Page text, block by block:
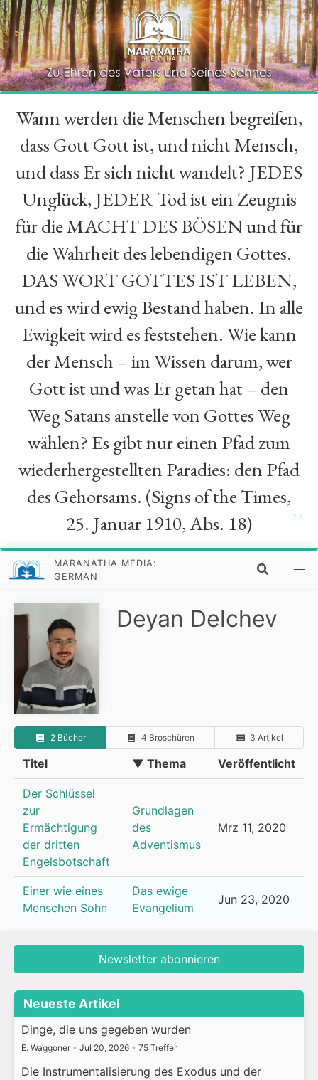
“
Wann werden die Menschen begreifen,
dass Gott Gott ist, und nicht Mensch,
und dass Er sich nicht wandelt? JEDES
Unglück, JEDER Tod ist ein Zeugnis
für die MACHT DES BÖSEN und für
die Wahrheit des lebendigen Gottes.
DAS WORT GOTTES IST LEBEN,
und es wird ewig Bestand haben. In alle
Ewigkeit wird es feststehen. Wie kann
der Mensch – im Wissen darum, wer
Gott ist und was Er getan hat – den
Weg Satans anstelle von Gottes Weg
wählen? Es gibt nur einen Pfad zum
wiederhergestellten Paradies: den Pfad
des Gehorsams. (Signs of the Times,
25. Januar 1910, Abs. 18)
MARANATHA MEDIA:
GERMAN
Deyan Delchev
2 Bücher 4 Broschüren 3 Artikel
Titel ▼ Thema Veröffentlicht
Der Schlüssel
zur
Ermächtigung
der dritten
Engelsbotschaft
Grundlagen
des
Adventismus
Mrz 11, 2020
Einer wie eines
Menschen Sohn
Das ewige
Evangelium
Jun 23, 2020
Newsletter abonnieren
Neueste Artikel
Dinge, die uns gegeben wurden
E. Waggoner • Jul 20, 2026 • 75 Treffer
Die Instrumentalisierung des Exodus und der